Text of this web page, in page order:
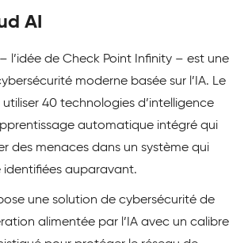
AI
– l’idée de Check Point Infinity – est une
moderne basée sur l’IA. Le
40 technologies d’intelligence
automatique intégré qui
des menaces dans un système qui
identifiées auparavant.
une solution de cybersécurité de
alimentée par l’IA avec un calibre